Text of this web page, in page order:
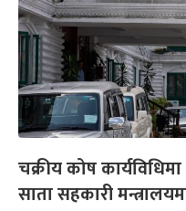
चक्रीय कोष
साता सहकारी